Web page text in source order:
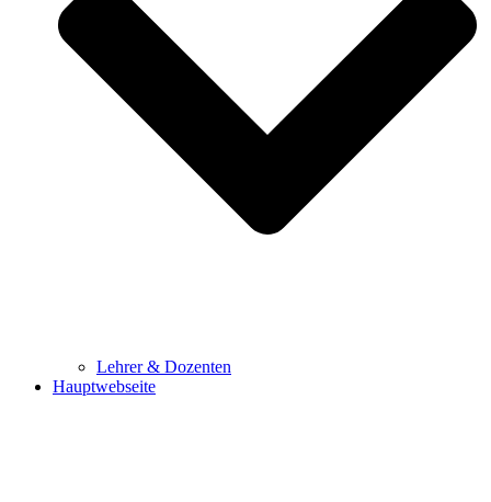
Lehrer & Dozenten
Hauptwebseite